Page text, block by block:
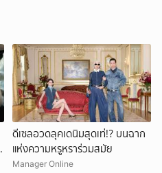
ดีเซลอวดลุคเดนิมสุดเท่!? บนฉาก
แห่งความหรูหราร่วมสมัย
Manager Online